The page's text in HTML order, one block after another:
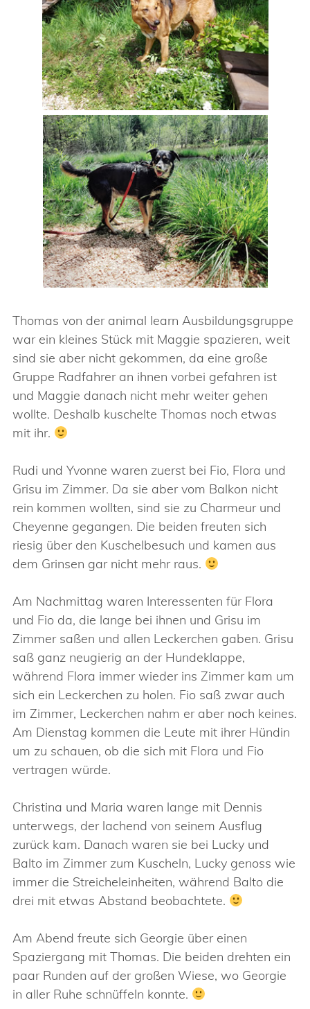
Thomas von der animal learn Ausbildungsgruppe
war ein kleines Stück mit Maggie spazieren, weit
sind sie aber nicht gekommen, da eine große
Gruppe Radfahrer an ihnen vorbei gefahren ist
und Maggie danach nicht mehr weiter gehen
wollte. Deshalb kuschelte Thomas noch etwas
mit ihr.
Rudi und Yvonne waren zuerst bei Fio, Flora und
Grisu im Zimmer. Da sie aber vom Balkon nicht
rein kommen wollten, sind sie zu Charmeur und
Cheyenne gegangen. Die beiden freuten sich
riesig über den Kuschelbesuch und kamen aus
dem Grinsen gar nicht mehr raus.
Am Nachmittag waren Interessenten für Flora
und Fio da, die lange bei ihnen und Grisu im
Zimmer saßen und allen Leckerchen gaben. Grisu
saß ganz neugierig an der Hundeklappe,
während Flora immer wieder ins Zimmer kam um
sich ein Leckerchen zu holen. Fio saß zwar auch
im Zimmer, Leckerchen nahm er aber noch keines.
Am Dienstag kommen die Leute mit ihrer Hündin
um zu schauen, ob die sich mit Flora und Fio
vertragen würde.
Christina und Maria waren lange mit Dennis
unterwegs, der lachend von seinem Ausflug
zurück kam. Danach waren sie bei Lucky und
Balto im Zimmer zum Kuscheln, Lucky genoss wie
immer die Streicheleinheiten, während Balto die
drei mit etwas Abstand beobachtete.
Am Abend freute sich Georgie über einen
Spaziergang mit Thomas. Die beiden drehten ein
paar Runden auf der großen Wiese, wo Georgie
in aller Ruhe schnüffeln konnte.